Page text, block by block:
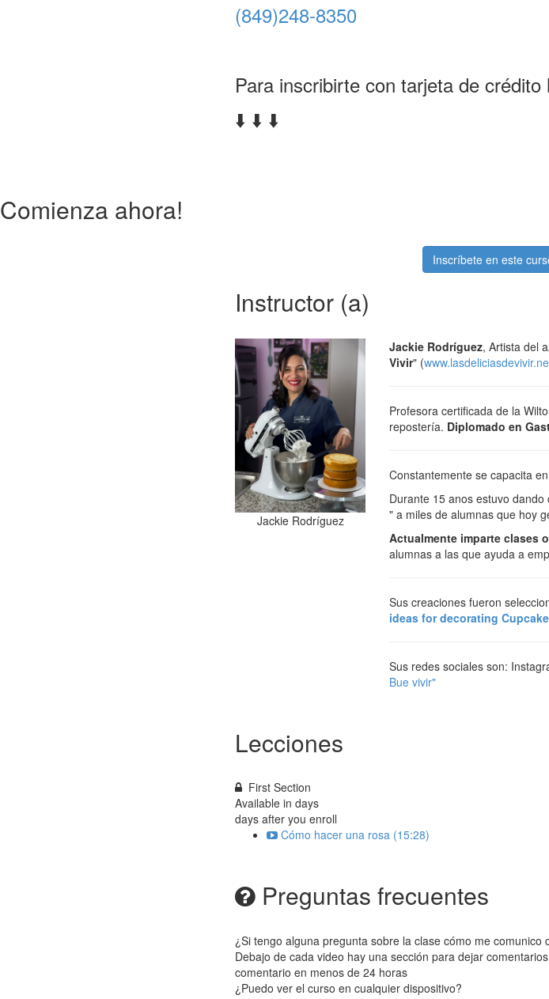
(849)248-8350
Para inscribirte con tarjeta de
⬇️ ⬇️ ⬇️
Comienza ahora!
Instructor (a)
Jackie Rodríguez
Jackie Rodríguez, Artista del
Vivir" (
Profesora certificada de la
repostería. Diplomado en
Constantemente se capacita
Durante 15 anos estuvo
" a miles de alumnas que hoy
Actualmente imparte clases
alumnas a las que ayuda a
Sus creaciones fueron
ideas for decorating
Sus redes sociales son:
Bue vivir"
Lecciones
First Section
Available in days
days after you enroll
Cómo hacer una rosa (15:28)
Preguntas frecuentes
¿Si tengo alguna pregunta sobre la clase cómo me comunico
Debajo de cada video hay una sección para dejar
comentario en menos de 24 horas
¿Puedo ver el curso en cualquier dispositivo?